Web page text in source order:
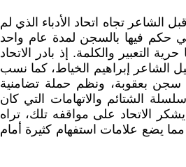
تجاه اتحاد الأدباء الذي لم
حكم فيها بالسجن لمدة عام واحد
التعبير والكلمة. إذ بادر الاتحاد
الشاعر إبراهيم الخياط، كما نسب
سجن بعقوبة، ونظم حملة تضامنية
الشتائم والاتهامات التي كان
الاتحاد على مواقفه تلك، تراه
يضع علامات استفهام كثيرة أمام